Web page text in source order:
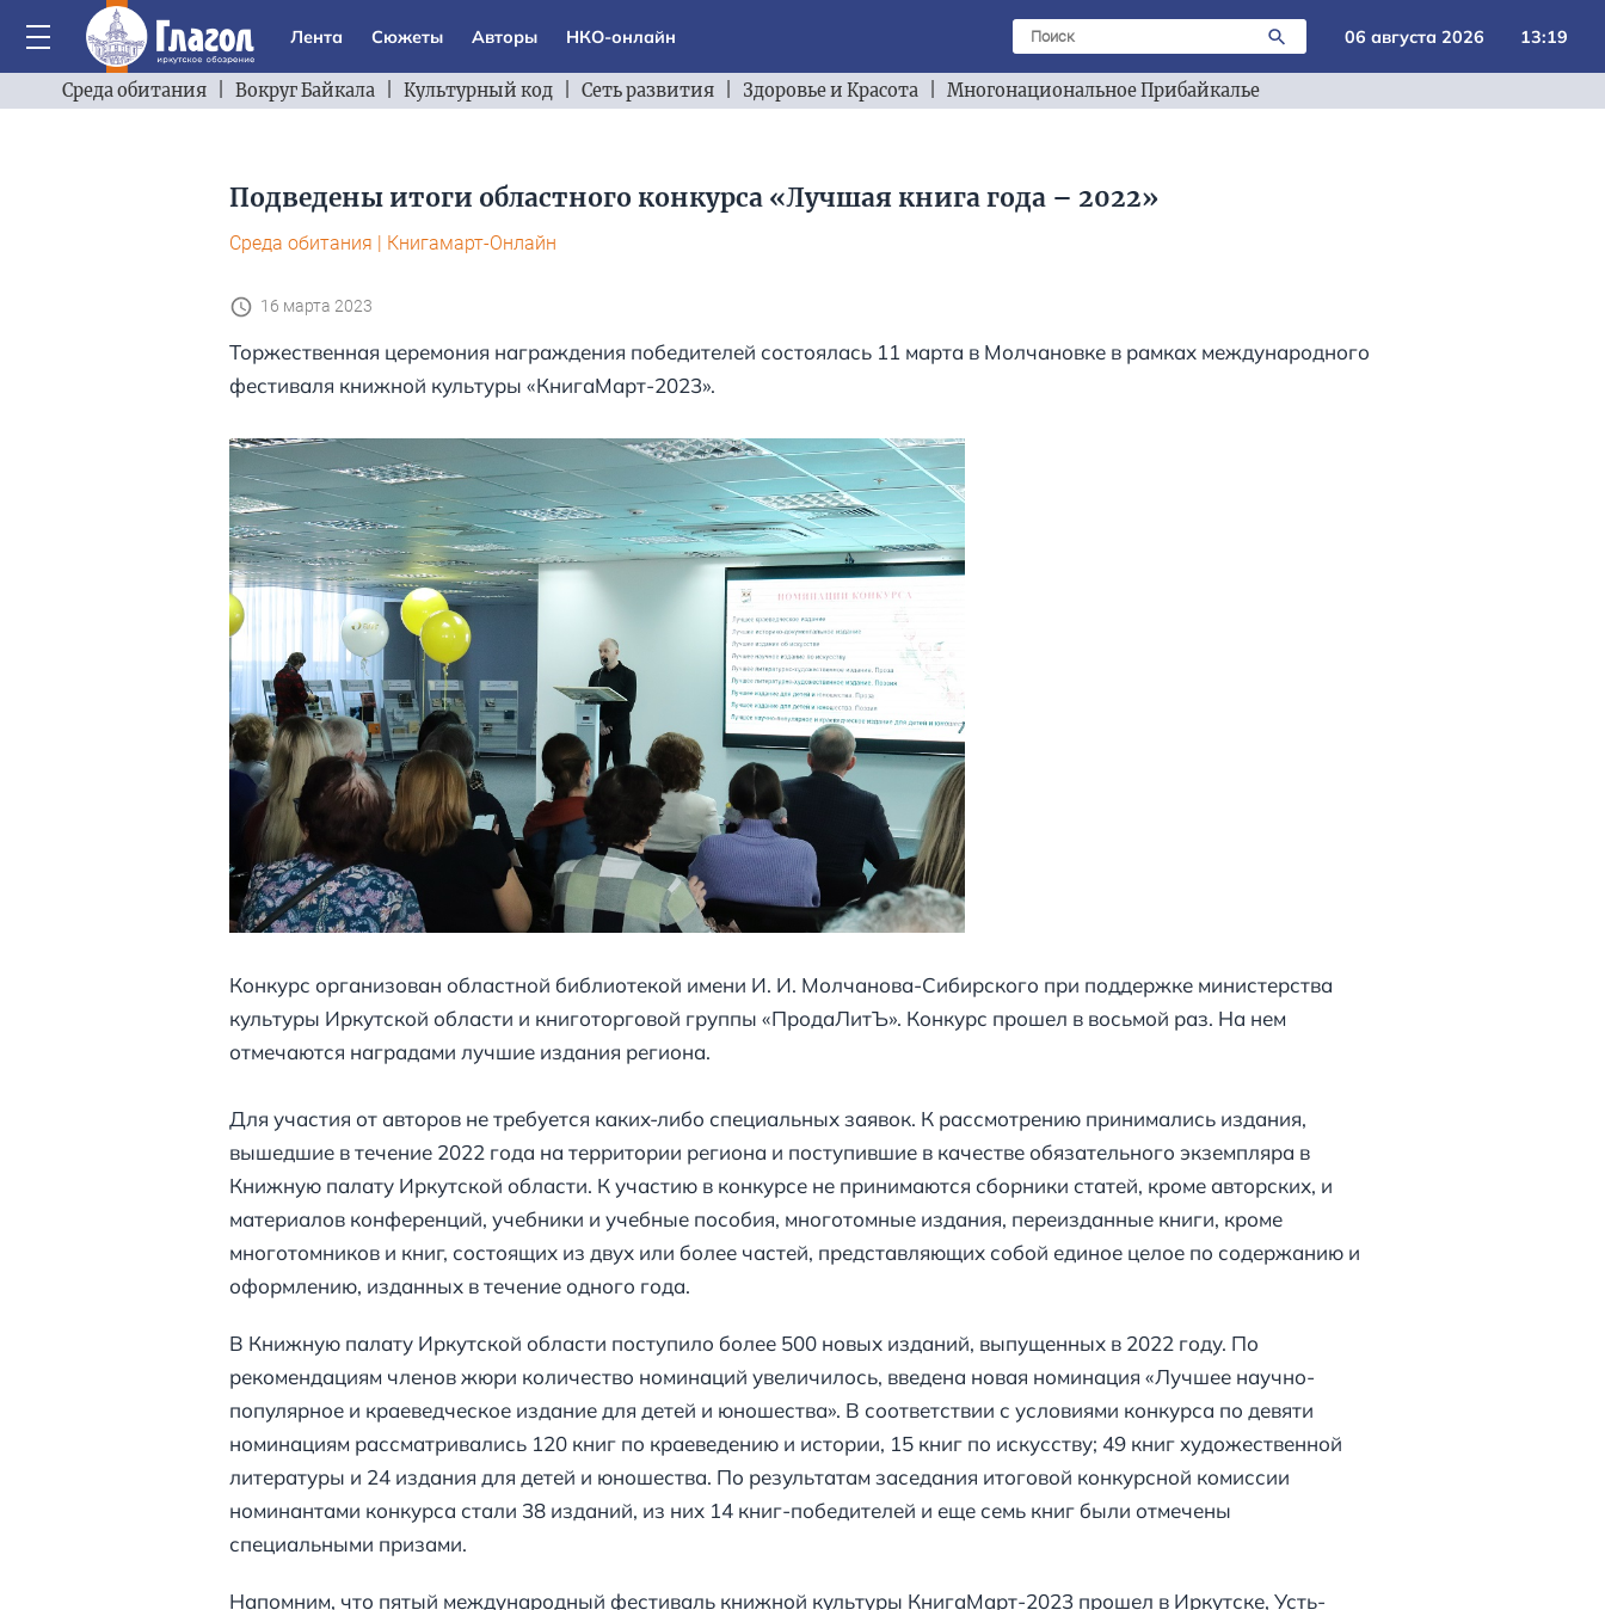
Лента Сюжеты Авторы НКО-онлайн 06 августа 2026 13:19
Среда обитания Вокруг Байкала Культурный код Сеть развития Здоровье и Красота Многонациональное Прибайкалье
Подведены итоги областного конкурса «Лучшая книга года – 2022»
Среда обитания | Книгамарт-Онлайн
16 марта 2023
Торжественная церемония награждения победителей состоялась 11 марта в Молчановке в рамках международного
фестиваля книжной культуры «КнигаМарт-2023».
Конкурс организован областной библиотекой имени И. И. Молчанова-Сибирского при поддержке министерства
культуры Иркутской области и книготорговой группы «ПродаЛитЪ». Конкурс прошел в восьмой раз. На нем
отмечаются наградами лучшие издания региона.
Для участия от авторов не требуется каких-либо специальных заявок. К рассмотрению принимались издания,
вышедшие в течение 2022 года на территории региона и поступившие в качестве обязательного экземпляра в
Книжную палату Иркутской области. К участию в конкурсе не принимаются сборники статей, кроме авторских, и
материалов конференций, учебники и учебные пособия, многотомные издания, переизданные книги, кроме
многотомников и книг, состоящих из двух или более частей, представляющих собой единое целое по содержанию и
оформлению, изданных в течение одного года.
В Книжную палату Иркутской области поступило более 500 новых изданий, выпущенных в 2022 году. По
рекомендациям членов жюри количество номинаций увеличилось, введена новая номинация «Лучшее научно-
популярное и краеведческое издание для детей и юношества». В соответствии с условиями конкурса по девяти
номинациям рассматривались 120 книг по краеведению и истории, 15 книг по искусству; 49 книг художественной
литературы и 24 издания для детей и юношества. По результатам заседания итоговой конкурсной комиссии
номинантами конкурса стали 38 изданий, из них 14 книг-победителей и еще семь книг были отмечены
специальными призами.
Напомним, что пятый международный фестиваль книжной культуры КнигаМарт-2023 прошел в Иркутске, Усть-